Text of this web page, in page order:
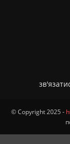
© Copyright 2025 -